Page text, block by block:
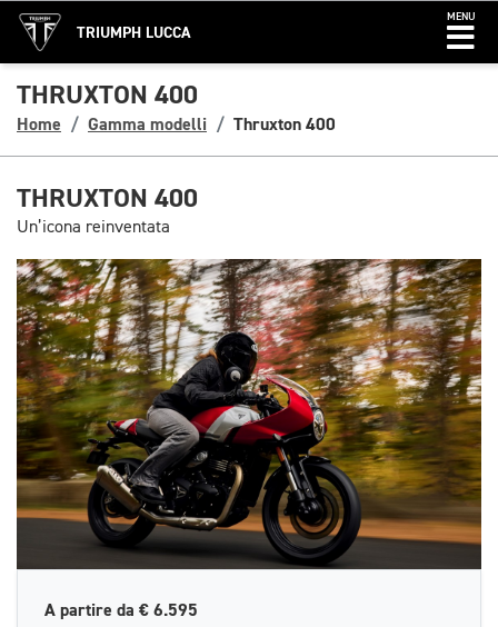
TRIUMPH LUCCA
MENU
THRUXTON 400
Home Gamma modelli Thruxton 400
THRUXTON 400
Un’icona reinventata
A partire da € 6.595